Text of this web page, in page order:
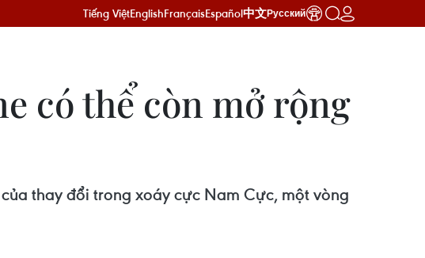
Tiếng ViệtEnglishFrançaisEspañol中文Русский
có thể còn mở rộng
thay đổi trong xoáy cực Nam Cực, một vòng